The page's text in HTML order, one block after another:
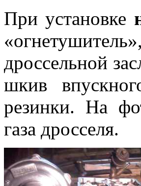
При установке
дроссельной
шкив
резинки. На
газа дросселя.